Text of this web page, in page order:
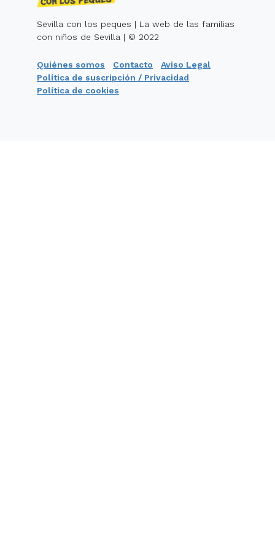
Sevilla con los peques | La web de las familias
con niños de Sevilla | © 2022
Quiénes somos Contacto
Aviso Legal
Política de suscripción / Privacidad
Política de cookies